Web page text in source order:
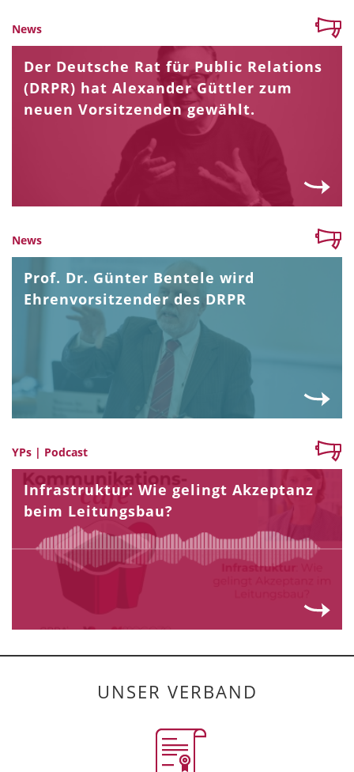
News
Der Deutsche Rat für Public Relations
(DRPR) hat Alexander Güttler zum
neuen Vorsitzenden gewählt.
News
Prof. Dr. Günter Bentele wird
Ehrenvorsitzender des DRPR
YPs | Podcast
Infrastruktur: Wie gelingt Akzeptanz
beim Leitungsbau?
UNSER VERBAND